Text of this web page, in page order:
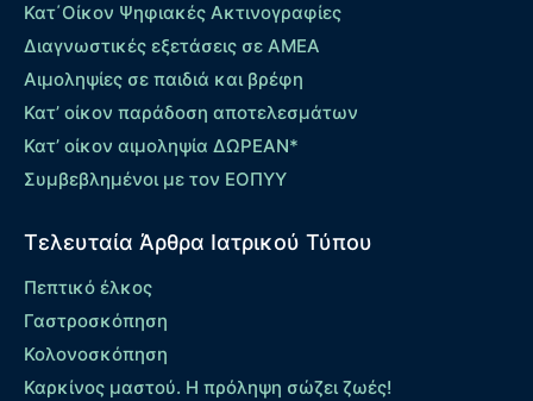
Κατ΄Οίκον Ψηφιακές Ακτινογραφίες
Διαγνωστικές εξετάσεις σε ΑΜΕΑ
Αιμοληψίες σε παιδιά και βρέφη
Κατ’ οίκον παράδοση αποτελεσμάτων
Κατ’ οίκον αιμοληψία ΔΩΡΕΑΝ*
Συμβεβλημένοι με τον ΕΟΠΥΥ
Τελευταία Άρθρα Ιατρικού Τύπου
Πεπτικό έλκος
Γαστροσκόπηση
Κολονοσκόπηση
Καρκίνος μαστού. Η πρόληψη σώζει ζωές!